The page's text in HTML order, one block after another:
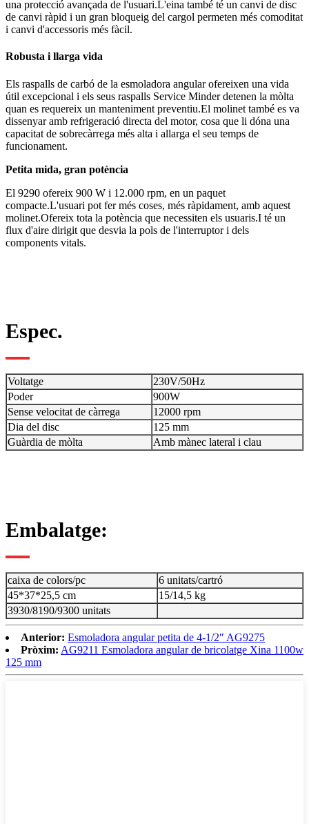
una protecció avançada de l'usuari.L'eina també té un canvi de disc
de canvi ràpid i un gran bloqueig del cargol permeten més comoditat
i canvi d'accessoris més fàcil.
Robusta i llarga vida
Els raspalls de carbó de la esmoladora angular ofereixen una vida
útil excepcional i els seus raspalls Service Minder detenen la mòlta
quan es requereix un manteniment preventiu.El molinet també es va
dissenyar amb refrigeració directa del motor, cosa que li dóna una
capacitat de sobrecàrrega més alta i allarga el seu temps de
funcionament.
Petita mida, gran potència
El 9290 ofereix 900 W i 12.000 rpm, en un paquet
compacte.L'usuari pot fer més coses, més ràpidament, amb aquest
molinet.Ofereix tota la potència que necessiten els usuaris.I té un
flux d'aire dirigit que desvia la pols de l'interruptor i dels
components vitals.
Espec.
Voltatge
230V/50Hz
Poder
900W
Sense velocitat de càrrega
12000 rpm
Dia del disc
125 mm
Guàrdia de mòlta
Amb mànec lateral i clau
Embalatge:
caixa de colors/pc
6 unitats/cartró
45*37*25,5 cm
15/14,5 kg
3930/8190/9300 unitats
Anterior: Esmoladora angular petita de 4-1/2″ AG9275
Pròxim: AG9211 Esmoladora angular de bricolatge Xina 1100w
125 mm